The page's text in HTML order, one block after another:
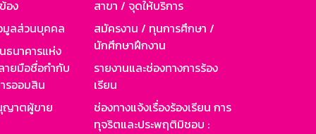
อง
มูลส่วนบุคคล
นาคารแห่ง
ายมือชื่อกำกับ
รออมสิน
ญาตผู้ขาย
สาขา / จุดให้บริการ
สมัครงาน / ทุนการศึกษา /
นักศึกษาฝึกงาน
รายงานและช่องทางการร้อง
เรียน
ช่องทางแจ้งเรื่องร้องเรียน การ
ทุจริตและประพฤติมิชอบ :